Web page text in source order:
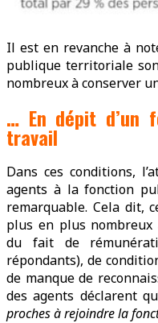
Il est en revanche à
publique territoriale
nombreux à conserver
… En dépit d’un
travail
Dans ces conditions,
agents à la fonction
remarquable. Cela dit,
plus en plus
du fait de
répondants), de
de manque de
des agents déclarent
proches à rejoindre la